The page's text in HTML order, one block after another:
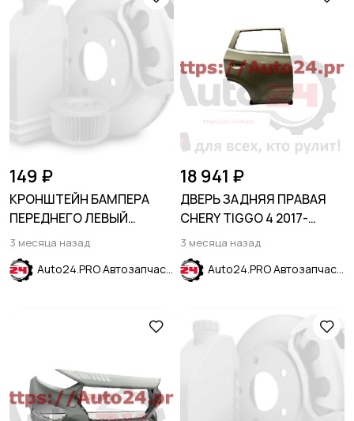
149 ₽
КРОНШТЕЙН БАМПЕРА
ПЕРЕДНЕГО ЛЕВЫЙ
верхний HYUNDAI SOLARIS
2011-2014
3 месяца назад
Auto24.PRO Автозапчасти
18 941 ₽
ДВЕРЬ ЗАДНЯЯ ПРАВАЯ
CHERY TIGGO 4 2017-
(T19/T19FL)
3 месяца назад
Auto24.PRO Автозапчасти